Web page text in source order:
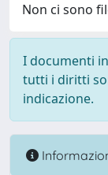
Non ci sono
I documenti
tutti i diritti
indicazione.